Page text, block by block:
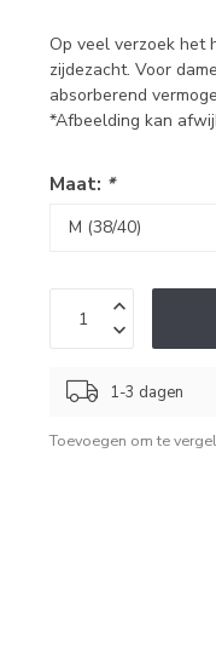
Op veel verzoek het
zijdezacht. Voor
absorberend
*Afbeelding kan
Maat: *
1-3 dagen
Toevoegen om te